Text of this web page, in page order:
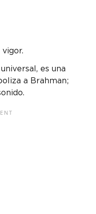
vigor.
es una
a Brahman;